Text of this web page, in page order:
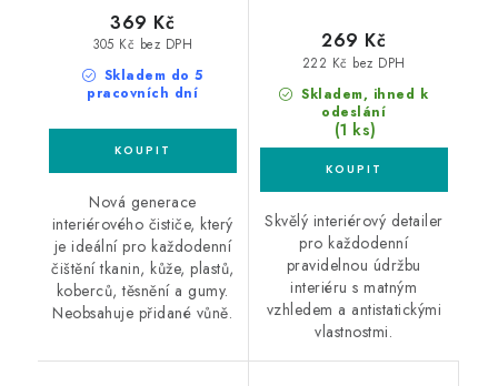
Skladem do 5
pracovních dní
305 Kč bez DPH
369 Kč
Nová generace
interiérového čističe, který
je ideální pro každodenní
čištění tkanin, kůže, plastů,
koberců, těsnění a gumy.
Neobsahuje přidané vůně.
Skladem, ihned k
odeslání
(1 ks)
222 Kč bez DPH
269 Kč
Skvělý interiérový detailer
pro každodenní
pravidelnou údržbu
interiéru s matným
vzhledem a antistatickými
vlastnostmi.